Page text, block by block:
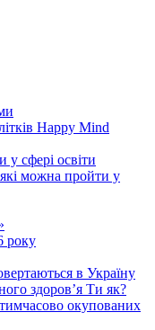
Happy Mind
у сфері освіти
можна пройти у
року
в Україну
здоров’я Ти як?
окупованих